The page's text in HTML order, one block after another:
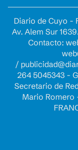
Diario de Cuyo -
Av. Alem Sur
Contacto:
/
264 5045343 -
Secretario de
Mario Romero